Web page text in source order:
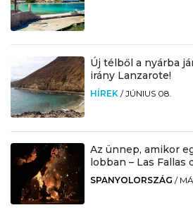
Új télből a nyárba
irány Lanzarote!
HÍREK /JÚNIUS 08.
Az ünnep, amikor
lobban – Las Fallas
SPANYOLORSZÁG /